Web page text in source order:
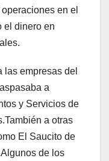
en el
el dinero en
las empresas del
a
y Servicios de
a otras
El Saucito de
de los